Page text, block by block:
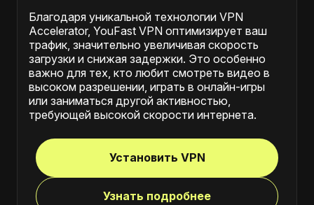
Благодаря уникальной технологии VPN
Accelerator, YouFast VPN оптимизирует ваш
трафик, значительно увеличивая скорость
загрузки и снижая задержки. Это особенно
важно для тех, кто любит смотреть видео в
высоком разрешении, играть в онлайн-игры
или заниматься другой активностью,
требующей высокой скорости интернета.
Установить VPN
Узнать подробнее